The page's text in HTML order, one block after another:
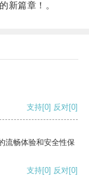
篇章！。
支持[0] 反对[0]
流畅体验和安全性保
支持[0] 反对[0]